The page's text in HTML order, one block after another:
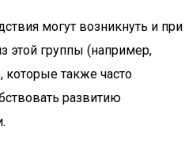
могут возникнуть и при
этой группы (например,
также часто
развитию